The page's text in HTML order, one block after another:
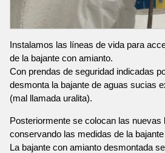
Instalamos las líneas de vida para
de la bajante con amianto.
Con prendas de seguridad indicadas
desmonta la bajante de aguas sucias
(mal llamada uralita).
Posteriormente se colocan las nuevas
conservando las medidas de la
La bajante con amianto desmontada